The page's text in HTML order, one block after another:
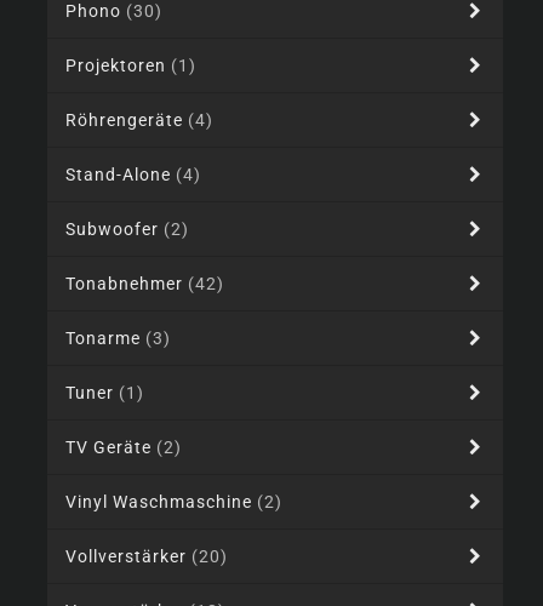
Phono (30)
Projektoren (1)
Röhrengeräte (4)
Stand-Alone (4)
Subwoofer (2)
Tonabnehmer (42)
Tonarme (3)
Tuner (1)
TV Geräte (2)
Vinyl Waschmaschine (2)
Vollverstärker (20)